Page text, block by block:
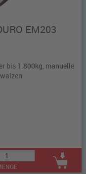
EM203
bis 1.800kg, manuelle